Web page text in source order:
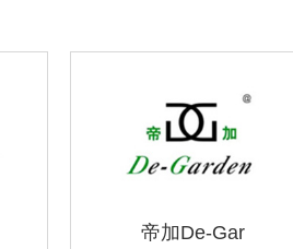
帝加De-Gar